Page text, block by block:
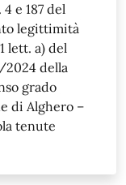
e 187 del
legittimità
lett. a) del
2024 della
grado
di Alghero –
tenute